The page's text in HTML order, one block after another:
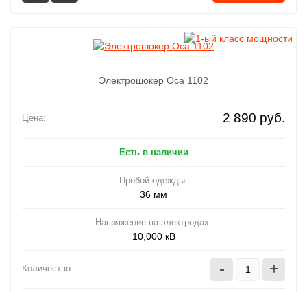
Электрошокер Oса 1102
Цена: 2 890 руб.
Есть в наличии
Пробой одежды:
36 мм
Напряжение на электродах:
10,000 кВ
Количество: - +